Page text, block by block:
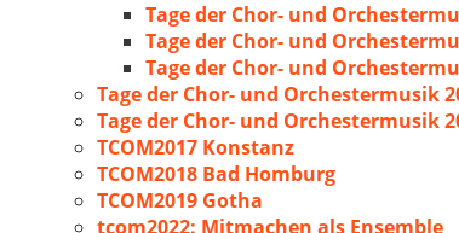
Tage der Chor- und
Tage der Chor- und
Tage der Chor- und
Tage der Chor- und Orchestermusik
Tage der Chor- und Orchestermusik
TCOM2017 Konstanz
TCOM2018 Bad Homburg
TCOM2019 Gotha
tcom2022: Mitmachen als Ensemble